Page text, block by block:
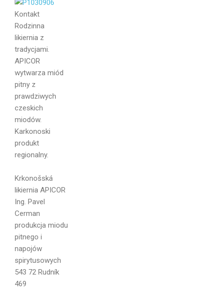
Kontakt
Rodzinna
likiernia z
tradycjami.
APICOR
wytwarza miód
pitny z
prawdziwych
czeskich
miodów.
Karkonoski
produkt
regionalny.
Krkonošská
likiernia APICOR
Ing. Pavel
Cerman
produkcja miodu
pitnego i
napojów
spirytusowych
543 72 Rudník
469
Nazwisko
Email